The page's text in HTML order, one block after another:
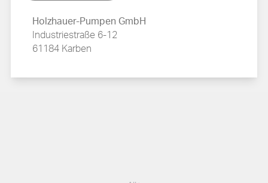
Holzhauer-Pumpen GmbH
Industriestraße 6-12
61184 Karben